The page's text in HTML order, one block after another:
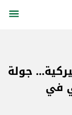
جولة
في